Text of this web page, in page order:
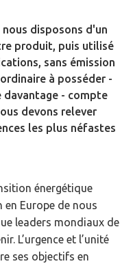
disposons d'un
produit, puis utilisé
sans émission
à posséder -
davantage - compte
devons relever
les plus néfastes
énergétique
en Europe de nous
leaders mondiaux de
L’urgence et l’unité
ses objectifs en